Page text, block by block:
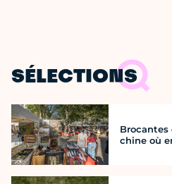
SÉLECTIONS
Brocantes
chine où